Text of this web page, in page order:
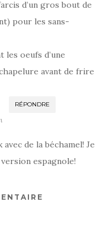
d’un gros bout de
pour les sans-
les oeufs d’une
avant de frire
RÉPONDRE
de la béchamel! Je
espagnole!